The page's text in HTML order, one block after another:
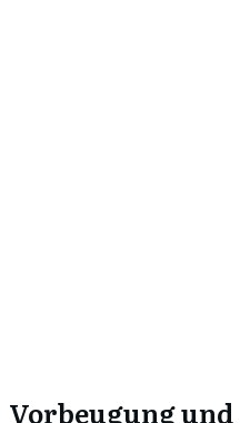
Vorbeugung